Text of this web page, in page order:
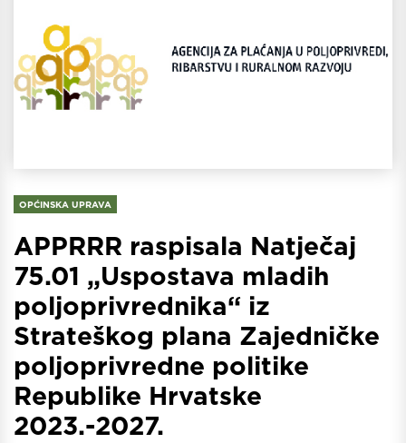
OPĆINSKA UPRAVA
APPRRR raspisala Natječaj
75.01 „Uspostava mladih
poljoprivrednika“ iz
Strateškog plana Zajedničke
poljoprivredne politike
Republike Hrvatske
2023.-2027.